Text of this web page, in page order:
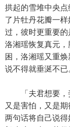
拱起的雪堆中央点
了片牡丹花瓣一
过，彼时更重要的
洛湘瑶恢复真元
困，洛湘瑶又重焕
说不得就垂涎不已
「夫君想要，妾
又是害怕，又是期
两句话将自己说